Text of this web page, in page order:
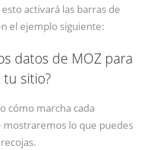
activará las barras de
el ejemplo siguiente:
datos de MOZ para
sitio?
cómo marcha cada
lo que puedes